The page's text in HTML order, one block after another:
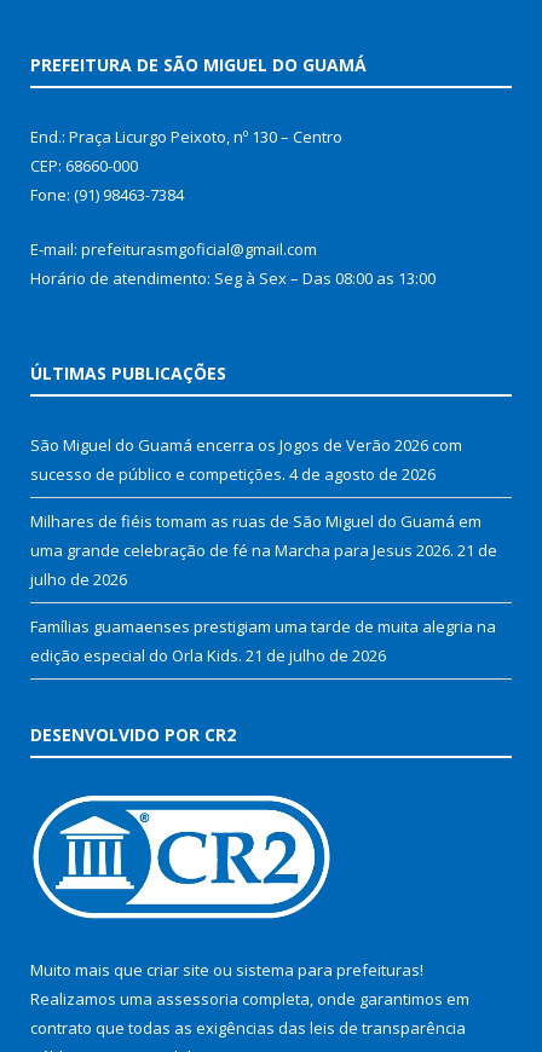
PREFEITURA DE SÃO MIGUEL DO GUAMÁ
End.: Praça Licurgo Peixoto, nº 130 – Centro
CEP: 68660-000
Fone: (91) 98463-7384
E-mail: prefeiturasmgoficial@gmail.com
Horário de atendimento: Seg à Sex – Das 08:00 as 13:00
ÚLTIMAS PUBLICAÇÕES
São Miguel do Guamá encerra os Jogos de Verão 2026 com
sucesso de público e competições. 4 de agosto de 2026
Milhares de fiéis tomam as ruas de São Miguel do Guamá em
uma grande celebração de fé na Marcha para Jesus 2026. 21 de
julho de 2026
Famílias guamaenses prestigiam uma tarde de muita alegria na
edição especial do Orla Kids. 21 de julho de 2026
DESENVOLVIDO POR CR2
Muito mais que criar site ou sistema para prefeituras!
Realizamos uma assessoria completa, onde garantimos em
contrato que todas as exigências das leis de transparência